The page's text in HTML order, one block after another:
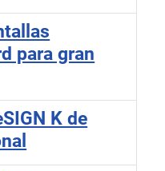
para gran
K de